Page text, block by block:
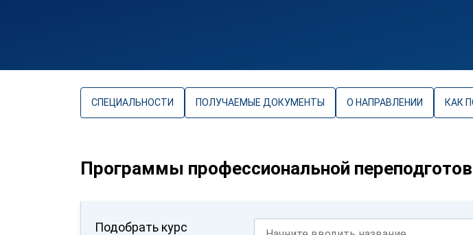
СПЕЦИАЛЬНОСТИ ПОЛУЧАЕМЫЕ ДОКУМЕНТЫ О НАПРАВЛЕНИИ КАК
Программы профессиональной
Подобрать курс